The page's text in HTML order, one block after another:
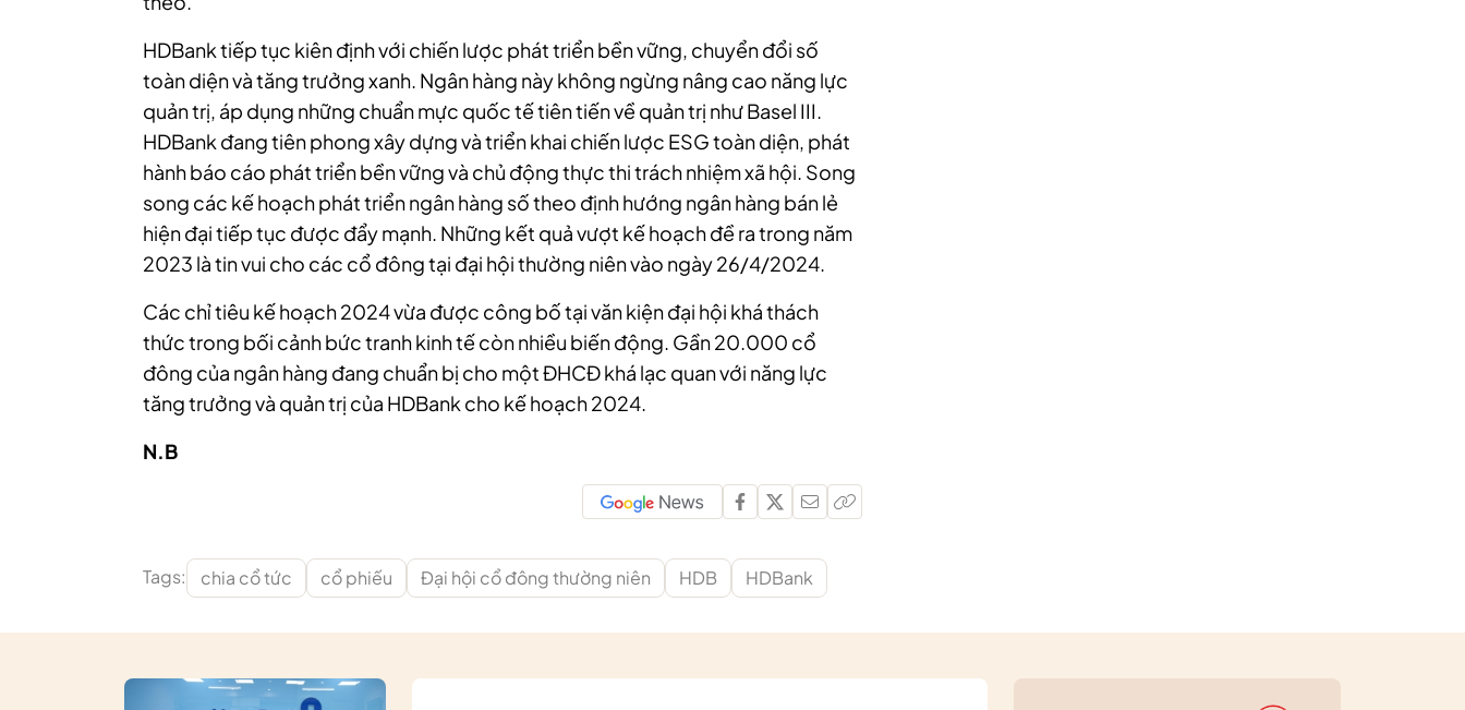
HDBank tiếp tục kiên định với chiến lược phát triển bền vững, chuyển đổi số
toàn diện và tăng trưởng xanh. Ngân hàng này không ngừng nâng cao năng lực
quản trị, áp dụng những chuẩn mực quốc tế tiên tiến về quản trị như Basel III.
HDBank đang tiên phong xây dựng và triển khai chiến lược ESG toàn diện, phát
hành báo cáo phát triển bền vững và chủ động thực thi trách nhiệm xã hội. Song
song các kế hoạch phát triển ngân hàng số theo định hướng ngân hàng bán lẻ
hiện đại tiếp tục được đẩy mạnh. Những kết quả vượt kế hoạch đề ra trong năm
2023 là tin vui cho các cổ đông tại đại hội thường niên vào ngày 26/4/2024.
Các chỉ tiêu kế hoạch 2024 vừa được công bố tại văn kiện đại hội khá thách
thức trong bối cảnh bức tranh kinh tế còn nhiều biến động. Gần 20.000 cổ
đông của ngân hàng đang chuẩn bị cho một ĐHCĐ khá lạc quan với năng lực
tăng trưởng và quản trị của HDBank cho kế hoạch 2024.
N.B
Tags: chia cổ tức cổ phiếu Đại hội cổ đông thường niên HDB HDBank